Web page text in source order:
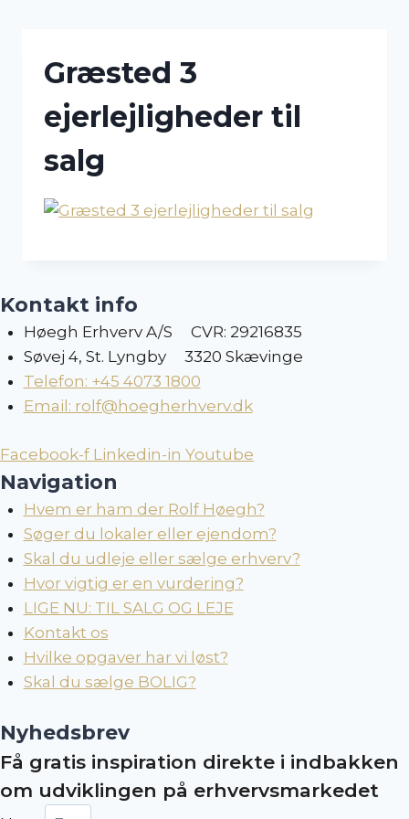
contentGræsted 3
ejerlejligheder til
salg
Kontakt info
Høegh Erhverv A/S CVR: 29216835
Søvej 4, St. Lyngby 3320 Skævinge
Telefon: +45 4073 1800
Email: rolf@hoegherhverv.dk
Facebook-f Linkedin-in Youtube
Navigation
Hvem er ham der Rolf Høegh?
Søger du lokaler eller ejendom?
Skal du udleje eller sælge erhverv?
Hvor vigtig er en vurdering?
LIGE NU: TIL SALG OG LEJE
Kontakt os
Hvilke opgaver har vi løst?
Skal du sælge BOLIG?
Nyhedsbrev
Få gratis inspiration direkte i indbakken
om udviklingen på erhvervsmarkedet